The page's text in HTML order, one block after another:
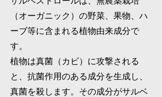
（オーガニック）の野菜、果物、ハ
ーブ等に含まれる植物由来成分で
す。
植物は真菌（カビ）に攻撃される
と、抗菌作用のある成分を生成し、
真菌を殺します。その成分がサルベ